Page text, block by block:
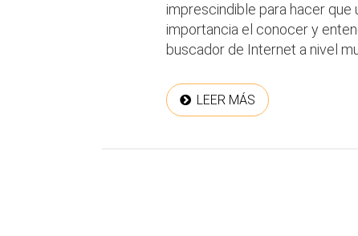
imprescindible para hacer que
importancia el conocer y
buscador de Internet a nivel
LEER MÁS